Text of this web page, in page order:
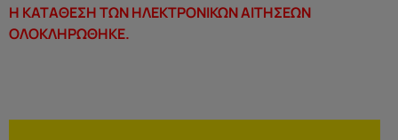
H ΚΑΤΑΘΕΣΗ ΤΩΝ ΗΛΕΚΤΡΟΝΙΚΩΝ ΑΙΤΗΣΕΩΝ
ΟΛΟΚΛΗΡΩΘΗΚΕ.